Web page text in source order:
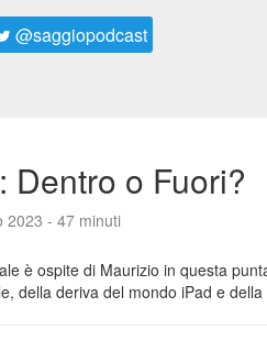
@saggiopodcast
Dentro o Fuori?
2023 - 47 minuti
è ospite di Maurizio in questa
della deriva del mondo iPad e